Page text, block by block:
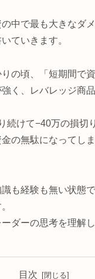
中で最も大きなダ
ていきます。
の頃、「短期間で
く、レバレッジ商
続けて−40万の損切
の無駄になってし
も経験も無い状態
ダーの思考を理解
目次